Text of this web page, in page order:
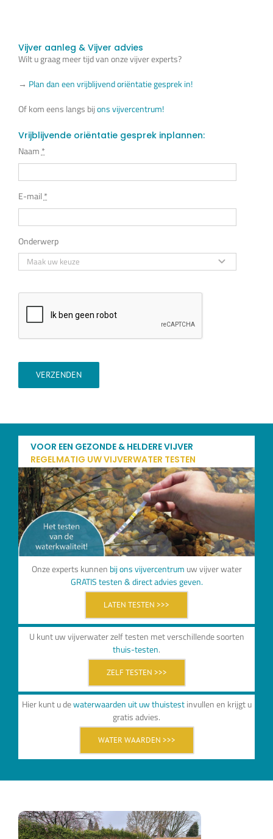
Vijver aanleg & Vijver advies
Wilt u graag meer tijd van onze vijver experts?
→ Plan dan een vrijblijvend oriëntatie gesprek in!
Of kom eens langs bijons vijvercentrum!
Vrijblijvende oriëntatie gesprek inplannen:
Naam *
E-mail *
Onderwerp
VERZENDEN
VOOR EEN GEZONDE & HELDERE VIJVER
REGELMATIG UW VIJVERWATER TESTEN
Onze experts kunnen bij ons vijvercentrum uw vijver water
GRATIS testen & direct advies geven.
LATEN TESTEN >>>
U kunt uw vijverwater zelf testen met verschillende soorten
thuis-testen.
ZELF TESTEN >>>
Hier kunt u dewaterwaarden uit uw thuistestinvullen en krijgt u
gratis advies.
WATER WAARDEN >>>